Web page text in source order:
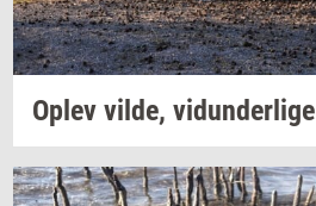
Oplev vilde, vi­dun­der­li­ge